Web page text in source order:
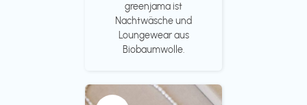
greenjama ist
Nachtwäsche und
Loungewear aus
Biobaumwolle.